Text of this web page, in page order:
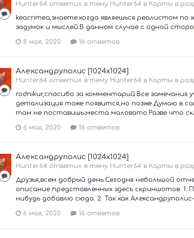
Hunter64 ответил в тему Hunter64 в Карты в
keacrimea,знаете:когда являешься реалистом
задумок и мыслей.В данном случае с одной
8 мая, 2020 16 ответов
Александруполис [1024x1024]
Hunter64 ответил в тему Hunter64 в Карты в
rodnikur,спасибо за комментарий.Все замечания
детализация тоже появится,но позже.Думаю в
там не поставишь;места маловато.Разве что
6 мая, 2020 16 ответов
Александруполис [1024x1024]
Hunter64 ответил в тему Hunter64 в Карты в
Друзья,всем добрый день.Сегодня небольшой
описание представленных здесь скриншотов:
нибудь добавлю сюда. 2. Так как
6 мая, 2020 16 ответов